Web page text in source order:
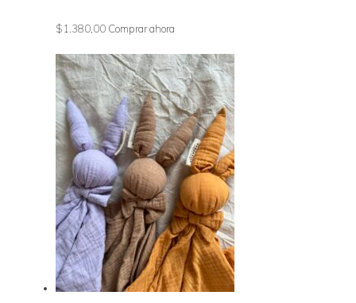
$1.380,00 Comprar ahora